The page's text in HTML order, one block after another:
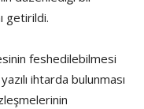
getirildi.
feshedilebilmesi
ihtarda bulunması